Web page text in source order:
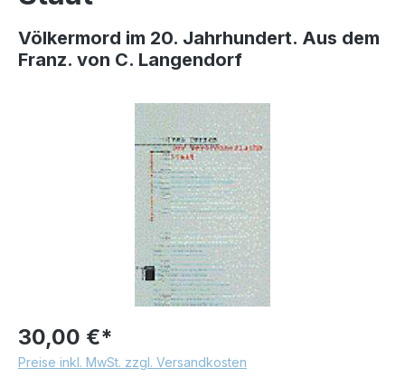
Völkermord im 20. Jahrhundert. Aus dem
Franz. von C. Langendorf
Bildergalerie überspringen
30,00 €*
Preise inkl. MwSt. zzgl. Versandkosten